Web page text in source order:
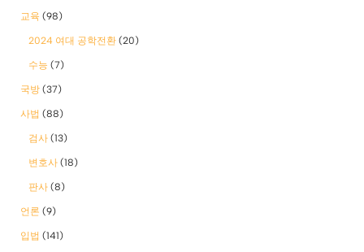
교육 (98)
2024 여대 공학전환 (20)
수능 (7)
국방 (37)
사법 (88)
검사 (13)
변호사 (18)
판사 (8)
언론 (9)
입법 (141)